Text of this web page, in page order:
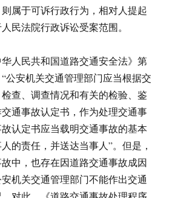
属于可诉行政行为，相对人提起
民法院行政诉讼受案范围。
民共和国道路交通安全法》第
公安机关交通管理部门应当根据交
查、调查情况和有关的检验、鉴
通事故认定书，作为处理交通事
认定书应当载明交通事故的基本
的责任，并送达当事人”。但是，
中，也存在因道路交通事故成因
机关交通管理部门不能作出交通